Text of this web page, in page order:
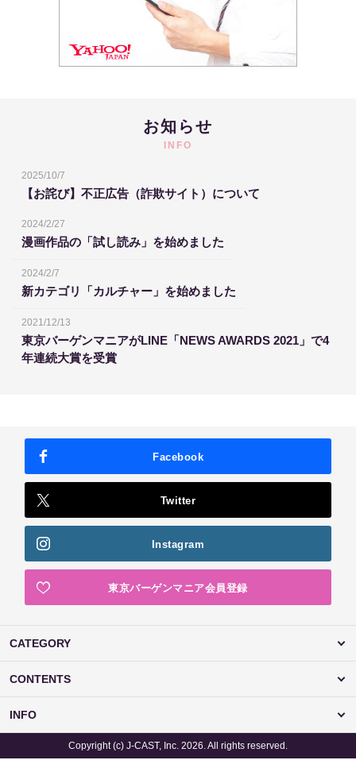
お知らせ
INFO
2025/10/7
【お詫び】不正広告（詐欺サイト）について
2024/2/27
漫画作品の「試し読み」を始めました
2024/2/7
新カテゴリ「カルチャー」を始めました
2021/12/13
東京バーゲンマニアがLINE「NEWS AWARDS 2021」で4
年連続大賞を受賞
Facebook
Twitter
Instagram
東京バーゲンマニア会員登録
CATEGORY
CONTENTS
INFO
Copyright (c) J-CAST, Inc. 2026. All rights reserved.